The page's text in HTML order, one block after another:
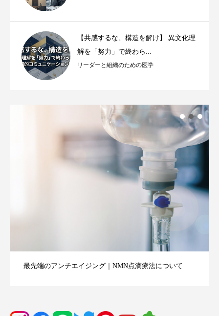
【共感するな、構造を解け】 異文化理
解を「努力」で終わら...
リーダーと組織のための医学
最先端のアンチエイジング｜NMN点滴療法について